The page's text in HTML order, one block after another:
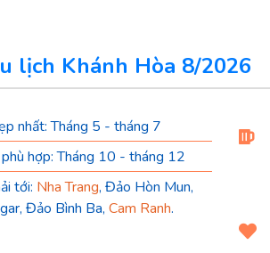
lịch Khánh Hòa 8/2026
nhất: Tháng 5 - tháng 7
hợp: Tháng 10 - tháng 12
tới: Nha Trang, Đảo Hòn Mun,
Đảo Bình Ba, Cam Ranh.